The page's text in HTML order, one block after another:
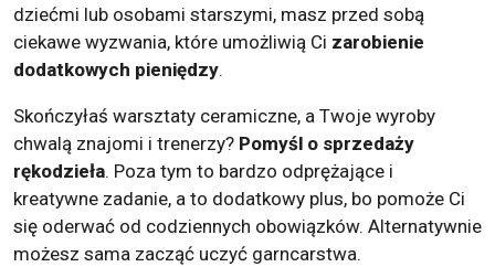
dziećmi lub osobami starszymi, masz przed sobą
ciekawe wyzwania, które umożliwią Ci zarobienie
dodatkowych pieniędzy.
Skończyłaś warsztaty ceramiczne, a Twoje wyroby
chwalą znajomi i trenerzy? Pomyśl o sprzedaży
rękodzieła. Poza tym to bardzo odprężające i
kreatywne zadanie, a to dodatkowy plus, bo pomoże Ci
się oderwać od codziennych obowiązków. Alternatywnie
możesz sama zacząć uczyć garncarstwa.